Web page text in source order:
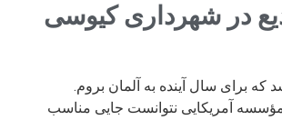
در شهرداری کیوسی
شد که برای سال آینده به آلمان بروم.
مؤسسه آمریکایی نتوانست جایی مناسب